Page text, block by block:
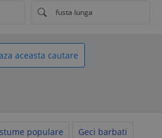
fusta lunga
aceasta cautare
populare Geci barbati